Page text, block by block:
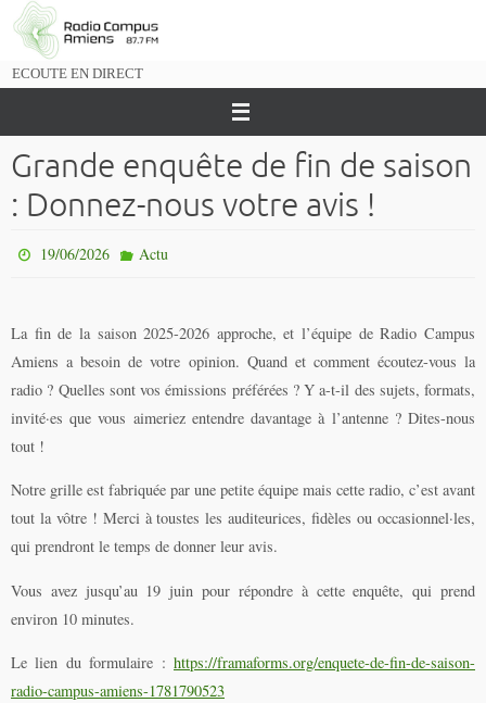
Passer
vers
ECOUTE EN DIRECT
Grande enquête de fin de saison
: Donnez-nous votre avis !
19/06/2026 Actu
La fin de la saison 2025-2026 approche, et l’équipe de Radio Campus
Amiens a besoin de votre opinion. Quand et comment écoutez-vous la
radio ? Quelles sont vos émissions préférées ? Y a-t-il des sujets, formats,
invité·es que vous aimeriez entendre davantage à l’antenne ? Dites-nous
tout !
Notre grille est fabriquée par une petite équipe mais cette radio, c’est avant
tout la vôtre ! Merci à toustes les auditeurices, fidèles ou occasionnel·les,
qui prendront le temps de donner leur avis.
Vous avez jusqu’au 19 juin pour répondre à cette enquête, qui prend
environ 10 minutes.
Le lien du formulaire : https://framaforms.org/enquete-de-fin-de-saison-
radio-campus-amiens-1781790523